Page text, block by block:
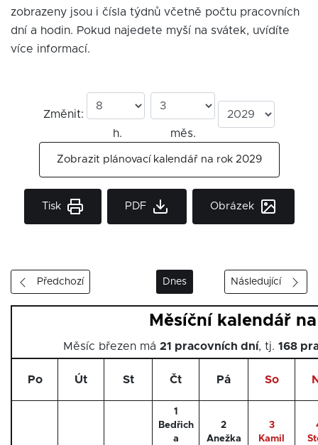
zobrazeny jsou i čísla týdnů včetně počtu pracovních
dní a hodin. Pokud najedete myší na svátek, uvídíte
více informací.
Změnit:
h.
měs.
Zobrazit plánovací kalendář na rok 2029
Tisk PDF Obrázek
Předchozí Dnes Následující
Měsíční kalendář
Měsíc březen má 21 pracovních dní, tj. 168
Po Út St Čt Pá So
1
Bedřich
a
2
Anežka
3
Kamil